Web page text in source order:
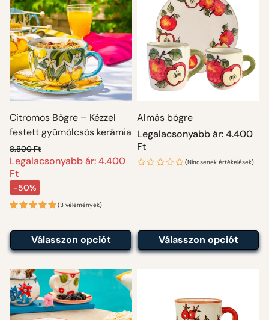
Citromos Bögre – Kézzel
festett gyümölcsös kerámia
Legalacsonyabb ár: 4.400
Ft
-50%
Akciós ár
Normál ár
8.800 Ft
(3 vélemények)
Válasszon opciót
Almás bögre
Normál
ár
Legalacsonyabb ár: 4.400
Ft
(Nincsenek értékelések)
Válasszon opciót